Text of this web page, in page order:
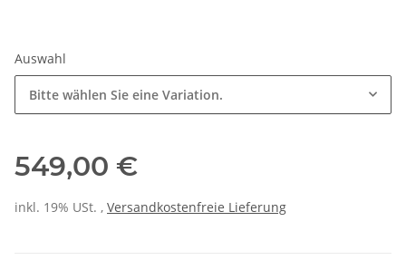
Auswahl
Bitte wählen Sie eine Variation.
549,00 €
inkl. 19% USt. , Versandkostenfreie Lieferung